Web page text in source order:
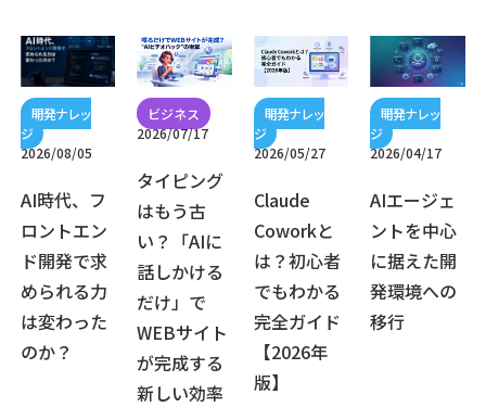
2026/08/05
AI時代、フ
ロントエン
ド開発で求
められる力
は変わった
のか？
2026/07/17
タイピング
はもう古
い？「AIに
話しかける
だけ」で
WEBサイト
が完成する
新しい効率
2026/05/27
Claude
Coworkと
は？初心者
でもわかる
完全ガイド
【2026年
版】
2026/04/17
AIエージェ
ントを中心
に据えた開
発環境への
移行